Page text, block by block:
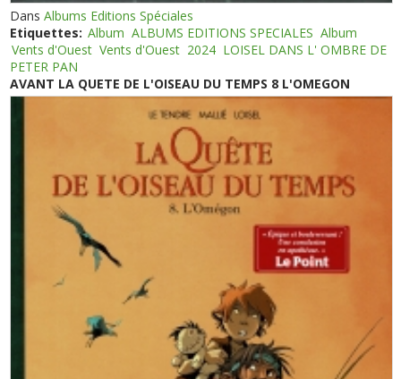
DansAlbums Editions Spéciales
Etiquettes: Album ALBUMS EDITIONS SPECIALES Album
Vents d'Ouest Vents d'Ouest 2024 LOISEL DANS L' OMBRE DE
PETER PAN
AVANT LA QUETE DE L'OISEAU DU TEMPS 8 L'OMEGON